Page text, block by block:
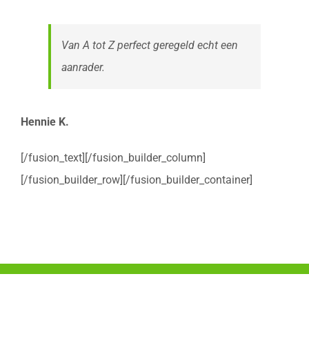
Van A tot Z perfect geregeld echt een
aanrader.
Hennie K.
[/fusion_text][/fusion_builder_column]
[/fusion_builder_row][/fusion_builder_container]